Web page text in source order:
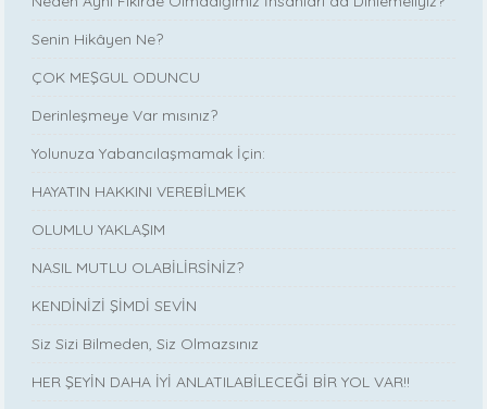
Senin Hikâyen Ne?
ÇOK MEŞGUL ODUNCU
Derinleşmeye Var mısınız?
Yolunuza Yabancılaşmamak İçin:
HAYATIN HAKKINI VEREBİLMEK
OLUMLU YAKLAŞIM
NASIL MUTLU OLABİLİRSİNİZ?
KENDİNİZİ ŞİMDİ SEVİN
Siz Sizi Bilmeden, Siz Olmazsınız
HER ŞEYİN DAHA İYİ ANLATILABİLECEĞİ BİR YOL VAR!!